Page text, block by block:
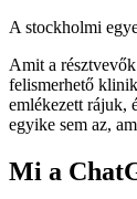
A stockholmi
Amit a
felismerhető
emlékezett rájuk,
egyike sem az,
Mi a